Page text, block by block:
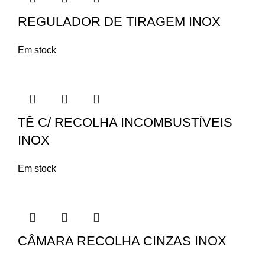
REGULADOR DE TIRAGEM INOX
Em stock
TÊ C/ RECOLHA INCOMBUSTÍVEIS
INOX
Em stock
CÂMARA RECOLHA CINZAS INOX